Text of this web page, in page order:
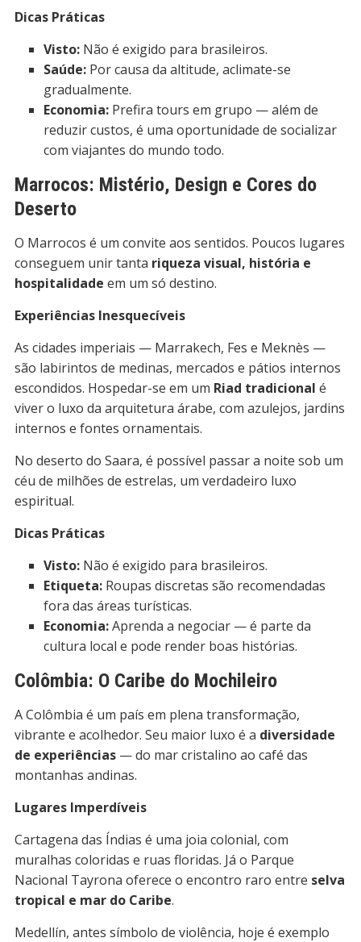
Dicas Práticas
Visto:Não é exigido para brasileiros.
Saúde:Por causa da altitude, aclimate-se
gradualmente.
Economia:Prefira tours em grupo — além de
reduzir custos, é uma oportunidade de socializar
com viajantes do mundo todo.
Marrocos: Mistério, Design e Cores do
Deserto
O Marrocos é um convite aos sentidos. Poucos lugares
conseguem unir tanta riqueza visual, história e
hospitalidade em um só destino.
Experiências Inesquecíveis
As cidades imperiais — Marrakech, Fes e Meknès —
são labirintos de medinas, mercados e pátios internos
escondidos. Hospedar-se em um Riad tradicional é
viver o luxo da arquitetura árabe, com azulejos, jardins
internos e fontes ornamentais.
No deserto do Saara, é possível passar a noite sob um
céu de milhões de estrelas, um verdadeiro luxo
espiritual.
Dicas Práticas
Visto:Não é exigido para brasileiros.
Etiqueta:Roupas discretas são recomendadas
fora das áreas turísticas.
Economia:Aprenda a negociar — é parte da
cultura local e pode render boas histórias.
Colômbia: O Caribe do Mochileiro
A Colômbia é um país em plena transformação,
vibrante e acolhedor. Seu maior luxo é a diversidade
de experiências— do mar cristalino ao café das
montanhas andinas.
Lugares Imperdíveis
Cartagena das Índias é uma joia colonial, com
muralhas coloridas e ruas floridas. Já o Parque
Nacional Tayrona oferece o encontro raro entre selva
tropical e mar do Caribe.
Medellín, antes símbolo de violência, hoje é exemplo